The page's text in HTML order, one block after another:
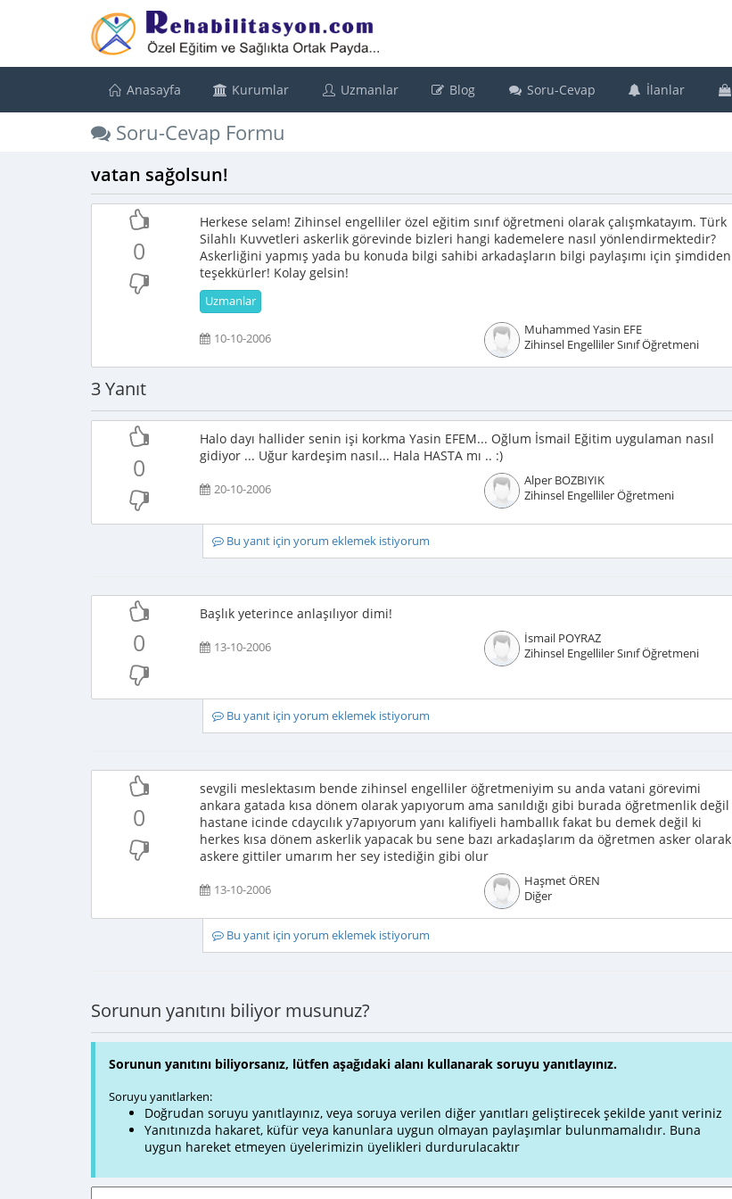
Anasayfa Kurumlar Uzmanlar Blog Soru-Cevap İlanlar
Soru-Cevap Formu
vatan sağolsun!
0
Herkese selam! Zihinsel engelliler özel eğitim sınıf öğretmeni olarak çalışmkatayım. Türk
Silahlı Kuvvetleri askerlik görevinde bizleri hangi kademelere nasıl yönlendirmektedir?
Askerliğini yapmış yada bu konuda bilgi sahibi arkadaşların bilgi paylaşımı için şimdiden
teşekkürler! Kolay gelsin!
Uzmanlar
10-10-2006
Muhammed Yasin EFE
Zihinsel Engelliler Sınıf Öğretmeni
3 Yanıt
0
Halo dayı hallider senin işi korkma Yasin EFEM... Oğlum İsmail Eğitim uygulaman nasıl
gidiyor ... Uğur kardeşim nasıl... Hala HASTA mı .. :)
20-10-2006
Alper BOZBIYIK
Zihinsel Engelliler Öğretmeni
Bu yanıt için yorum eklemek istiyorum
0
Başlık yeterince anlaşılıyor dimi!
13-10-2006
İsmail POYRAZ
Zihinsel Engelliler Sınıf Öğretmeni
Bu yanıt için yorum eklemek istiyorum
0
sevgili meslektasım bende zihinsel engelliler öğretmeniyim su anda vatani görevimi
ankara gatada kısa dönem olarak yapıyorum ama sanıldığı gibi burada öğretmenlik değil
hastane icinde cdaycılık y7apıyorum yanı kalifiyeli hamballık fakat bu demek değil ki
herkes kısa dönem askerlik yapacak bu sene bazı arkadaşlarım da öğretmen asker olarak
askere gittiler umarım her sey istediğin gibi olur
13-10-2006
Haşmet ÖREN
Diğer
Bu yanıt için yorum eklemek istiyorum
Sorunun yanıtını biliyor musunuz?
Sorunun yanıtını biliyorsanız, lütfen aşağıdaki alanı kullanarak soruyu yanıtlayınız.
Soruyu yanıtlarken:
Doğrudan soruyu yanıtlayınız, veya soruya verilen diğer yanıtları geliştirecek şekilde yanıt veriniz
Yanıtınızda hakaret, küfür veya kanunlara uygun olmayan paylaşımlar bulunmamalıdır. Buna
uygun hareket etmeyen üyelerimizin üyelikleri durdurulacaktır